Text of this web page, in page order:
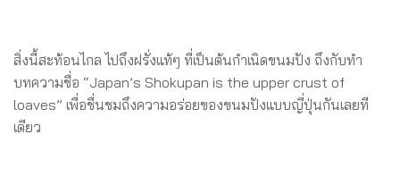
สิ่งนี้สะท้อนไกล ไปถึงฝรั่งแท้ๆ ที่เป็นต้นกำเนิดขนมปัง ถึงกับทำ
บทความชื่อ “Japan’s Shokupan is the upper crust of
loaves” เพื่อชื่นชมถึงความอร่อยของขนมปังแบบญี่ปุ่นกันเลยที
เดียว